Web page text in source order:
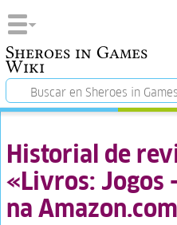
Sheroes in Games
Wiki
Historial de
«Livros: Jogos
na